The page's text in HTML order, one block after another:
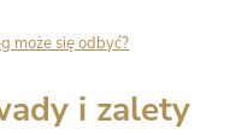
może się odbyć?
i zalety